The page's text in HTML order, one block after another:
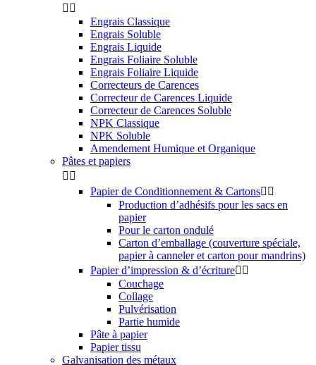
 
Engrais Classique
Engrais Soluble
Engrais Liquide
Engrais Foliaire Soluble
Engrais Foliaire Liquide
Correcteurs de Carences
Correcteur de Carences Liquide
Correcteur de Carences Soluble
NPK Classique
NPK Soluble
Amendement Humique et Organique
Pâtes et papiers
 
Papier de Conditionnement & Cartons 
Production d’adhésifs pour les sacs en
papier
Pour le carton ondulé
Carton d’emballage (couverture spéciale,
papier à canneler et carton pour mandrins)
Papier d’impression & d’écriture 
Couchage
Collage
Pulvérisation
Partie humide
Pâte à papier
Papier tissu
Galvanisation des métaux